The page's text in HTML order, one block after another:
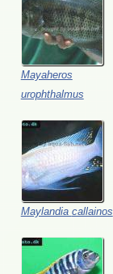
Mayaheros
urophthalmus
Maylandia callainos